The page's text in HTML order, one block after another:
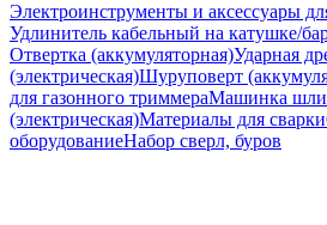
Электроинструменты и аксессуары
Удлинитель кабельный на катушке/
Отвертка (аккумуляторная)Ударная
(электрическая)Шуруповерт
для газонного триммераМашинка
(электрическая)Материалы для сварки
оборудованиеНабор сверл, буров